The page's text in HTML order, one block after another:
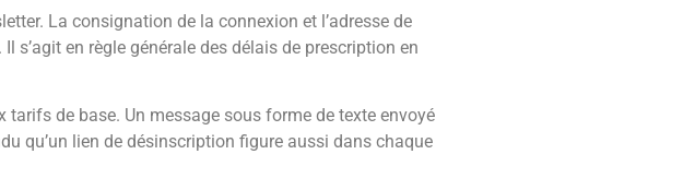
La consignation de la connexion et l’adresse de
s’agit en règle générale des délais de prescription en
de base. Un message sous forme de texte envoyé
qu’un lien de désinscription figure aussi dans chaque